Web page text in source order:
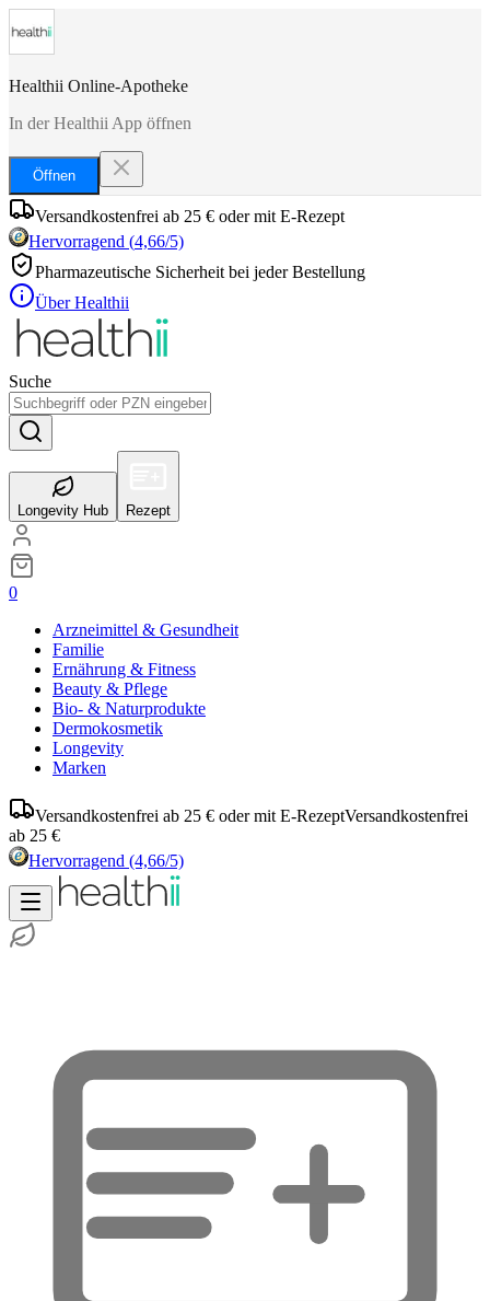
Healthii Online-Apotheke
In der Healthii App öffnen
Öffnen
Versandkostenfrei ab 25 € oder mit E-Rezept
Hervorragend (4,66/5)
Pharmazeutische Sicherheit bei jeder Bestellung
Über Healthii
Suche
Longevity Hub Rezept
0
Arzneimittel & Gesundheit
Familie
Ernährung & Fitness
Beauty & Pflege
Bio- & Naturprodukte
Dermokosmetik
Longevity
Marken
Versandkostenfrei ab 25 € oder mit E-RezeptVersandkostenfrei
ab 25 €
Hervorragend (4,66/5)